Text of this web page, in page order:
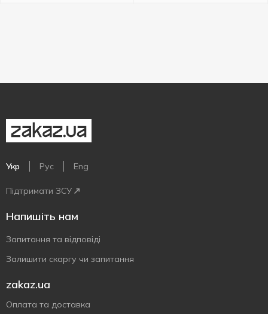
Укр Рус Eng
Підтримати ЗСУ
Напишіть нам
Запитання та відповіді
Залишити скаргу чи запитання
zakaz.ua
Оплата та доставка